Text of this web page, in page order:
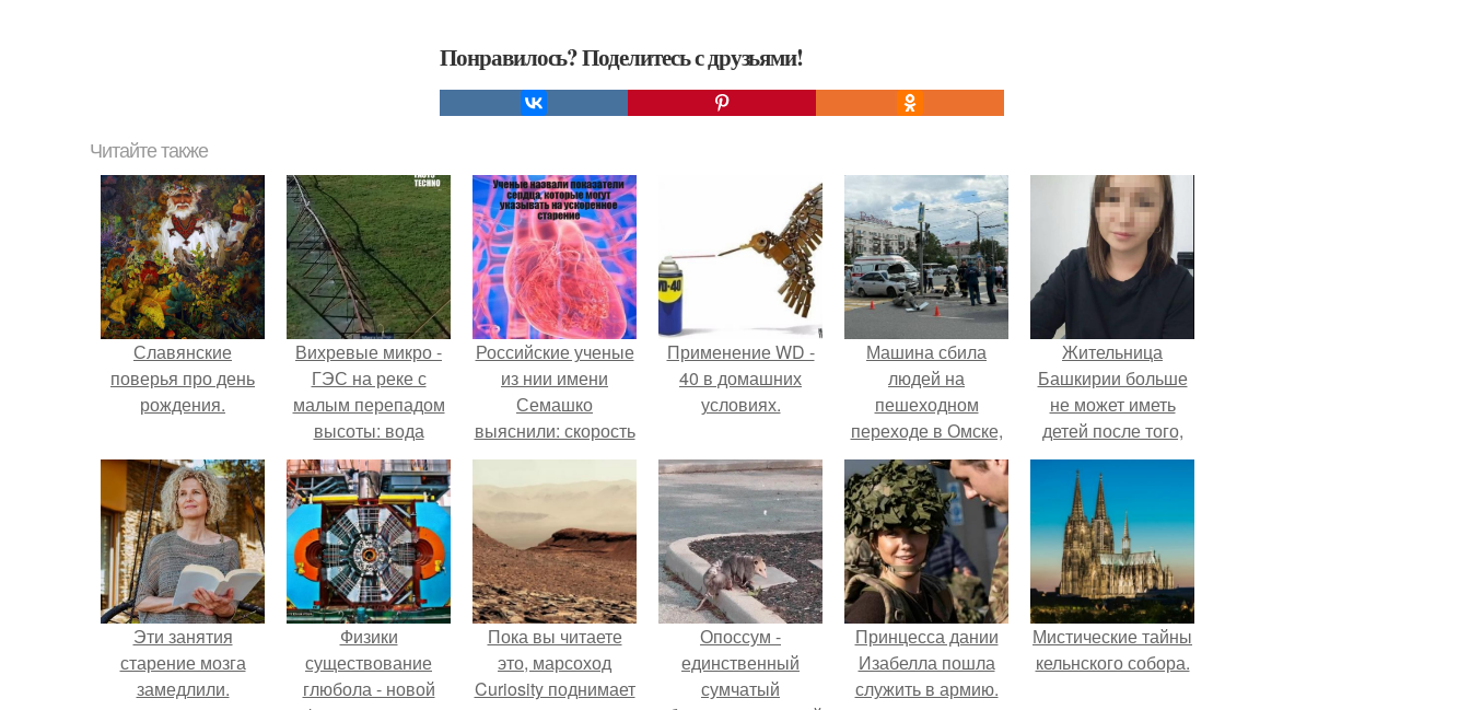
Понравилось? Поделитесь с друзьями!
Читайте также
Славянские
поверья про день
рождения.
Вихревые микро -
ГЭС на реке с
малым перепадом
высоты: вода
закручивается в
бетонной камере и
вращает
вертикальную
турбину.
Российские ученые
из нии имени
Семашко
выяснили: скорость
старения напрямую
зависит от
состояния сосудов
и работы сердца.
Применение WD -
40 в домашних
условиях.
Машина сбила
людей на
пешеходном
переходе в Омске,
пострадали 8
человек.
Жительница
Башкирии больше
не может иметь
детей после того,
как медики сделали
ей аборт на шестом
месяце
беременности и
оставили в матке
плаценту.
Эти занятия
старение мозга
замедлили.
Физики
существование
глюбола - новой
Пока вы читаете
это, марсоход
Curiosity поднимает
Опоссум -
единственный
сумчатый
Принцесса дании
Изабелла пошла
служить в армию.
Мистические тайны
кельнского собора.